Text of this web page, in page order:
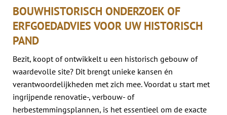
BOUWHISTORISCH ONDERZOEK OF
ERFGOEDADVIES VOOR UW HISTORISCH
PAND
Bezit, koopt of ontwikkelt u een historisch gebouw of
waardevolle site? Dit brengt unieke kansen én
verantwoordelijkheden met zich mee. Voordat u start met
ingrijpende renovatie-, verbouw- of
herbestemmingsplannen, is het essentieel om de exacte